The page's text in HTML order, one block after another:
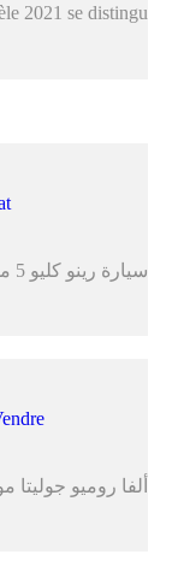
2021 se distingu...
سيارة رينو كليو 5 موديل 2021 للبيع، في حالة...
ألفا روميو جوليتا موديل 2011 للبيع